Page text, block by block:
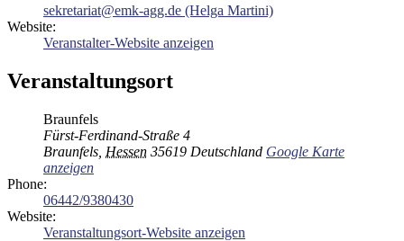
sekretariat@emk-agg.de (Helga Martini)
Website:
Veranstalter-Website anzeigen
Veranstaltungsort
Braunfels
Fürst-Ferdinand-Straße 4
Braunfels Hessen 35619 Deutschland Google Karte
anzeigen
Phone:
06442/9380430
Website:
Veranstaltungsort-Website anzeigen